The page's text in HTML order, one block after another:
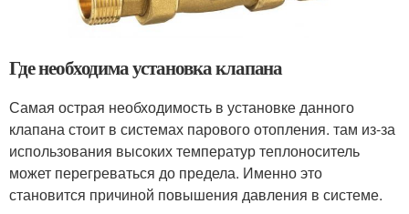
Где необходима установка клапана
Самая острая необходимость в установке данного
клапана стоит в системах парового отопления. там из-за
использования высоких температур теплоноситель
может перегреваться до предела. Именно это
становится причиной повышения давления в системе.